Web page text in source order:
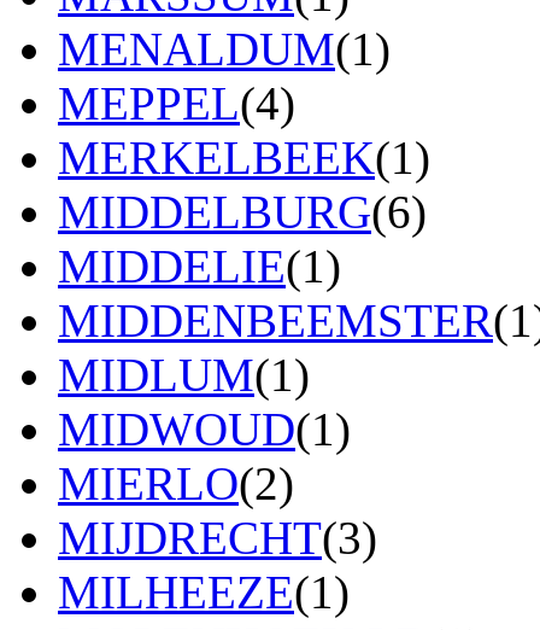
MENALDUM(1)
MEPPEL(4)
MERKELBEEK(1)
MIDDELBURG(6)
MIDDELIE(1)
MIDDENBEEMSTER
MIDLUM(1)
MIDWOUD(1)
MIERLO(2)
MIJDRECHT(3)
MILHEEZE(1)